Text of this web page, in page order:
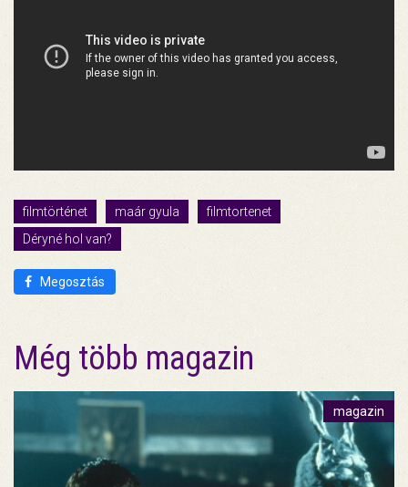
filmtörténet maár gyula
filmtortenet
Déryné hol van?
Megosztás
Még több magazin
magazin